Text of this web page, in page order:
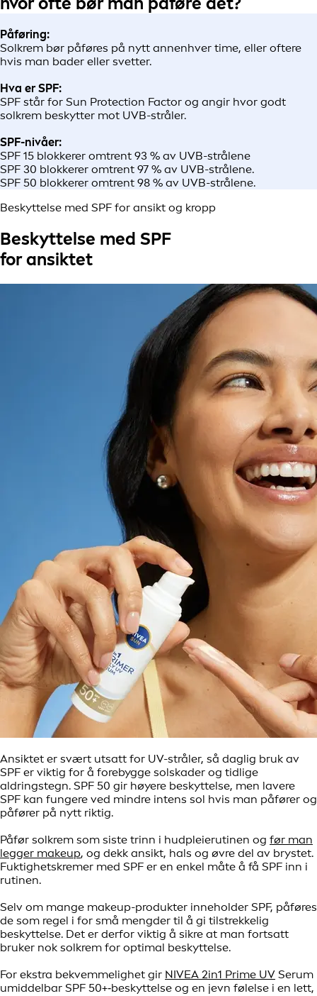
Påføring:
Solkrem bør påføres på nytt annenhver time, eller oftere
hvis man bader eller svetter.
Hva er SPF:
SPF står for Sun Protection Factor og angir hvor godt
solkrem beskytter mot UVB-stråler.
SPF-nivåer:
SPF 15 blokkerer omtrent 93 % av UVB-strålene
SPF 30 blokkerer omtrent 97 % av UVB-strålene.
SPF 50 blokkerer omtrent 98 % av UVB-strålene.
Beskyttelse med SPF for ansikt og kropp
Beskyttelse med SPF
for ansiktet
Ansiktet er svært utsatt for UV-stråler, så daglig bruk av
SPF er viktig for å forebygge solskader og tidlige
aldringstegn. SPF 50 gir høyere beskyttelse, men lavere
SPF kan fungere ved mindre intens sol hvis man påfører og
påfører på nytt riktig.
Påfør solkrem som siste trinn i hudpleierutinen og før man
legger makeup, og dekk ansikt, hals og øvre del av brystet.
Fuktighetskremer med SPF er en enkel måte å få SPF inn i
rutinen.
Selv om mange makeup-produkter inneholder SPF, påføres
de som regel i for små mengder til å gi tilstrekkelig
beskyttelse. Det er derfor viktig å sikre at man fortsatt
bruker nok solkrem for optimal beskyttelse.
For ekstra bekvemmelighet gir NIVEA 2in1 Prime UV Serum
umiddelbar SPF 50+‑beskyttelse og en jevn følelse i en lett,